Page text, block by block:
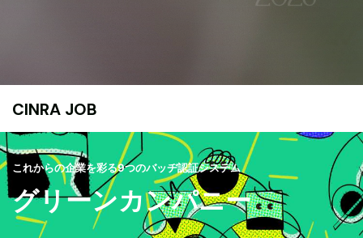
CINRA JOB
これからの企業を彩る9つのバッヂ認証システム
グリーンカンパニー